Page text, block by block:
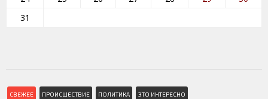
31
СВЕЖЕЕ ПРОИСШЕСТВИЕ ПОЛИТИКА ЭТО ИНТЕРЕСНО